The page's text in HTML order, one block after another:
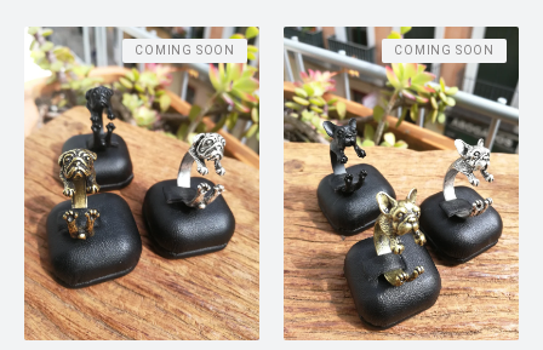
COMING SOON COMING SOON